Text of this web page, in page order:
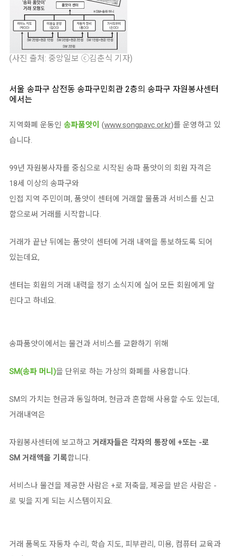
(사진 출처: 중앙일보 ⓒ김춘식 기자)
서울 송파구 삼전동 송파구민회관 2층의 송파구 자원봉사센터
에서는
지역화폐 운동인 송파품앗이 (www.songpavc.or.kr)를 운영하고 있
습니다.
99년 자원봉사자를 중심으로 시작된 송파 품앗이의 회원 자격은
18세 이상의 송파구와
인접 지역 주민이며, 품앗이 센터에 거래할 물품과 서비스를 신고
함으로써 거래를 시작합니다.
거래가 끝난 뒤에는 품앗이 센터에 거래 내역을 통보하도록 되어
있는데요,
센터는 회원의 거래 내력을 정기 소식지에 실어 모든 회원에게 알
린다고 하네요.
송파품앗이에서는 물건과 서비스를 교환하기 위해
SM(송파 머니)을 단위로 하는 가상의 화폐를 사용합니다.
SM의 가치는 현금과 동일하며, 현금과 혼합해 사용할 수도 있는데,
거래내역은
자원봉사센터에 보고하고 거래자들은 각자의 통장에 +또는 -로
SM 거래액을 기록합니다.
서비스나 물건을 제공한 사람은 +로 저축을, 제공을 받은 사람은 -
로 빚을 지게 되는 시스템이지요.
거래 품목도 자동차 수리, 학습 지도, 피부관리, 미용, 컴퓨터 교육과